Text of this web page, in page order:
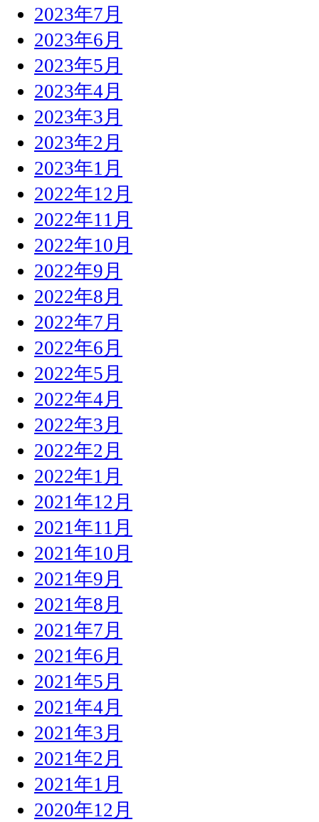
2023年7月
2023年6月
2023年5月
2023年4月
2023年3月
2023年2月
2023年1月
2022年12月
2022年11月
2022年10月
2022年9月
2022年8月
2022年7月
2022年6月
2022年5月
2022年4月
2022年3月
2022年2月
2022年1月
2021年12月
2021年11月
2021年10月
2021年9月
2021年8月
2021年7月
2021年6月
2021年5月
2021年4月
2021年3月
2021年2月
2021年1月
2020年12月